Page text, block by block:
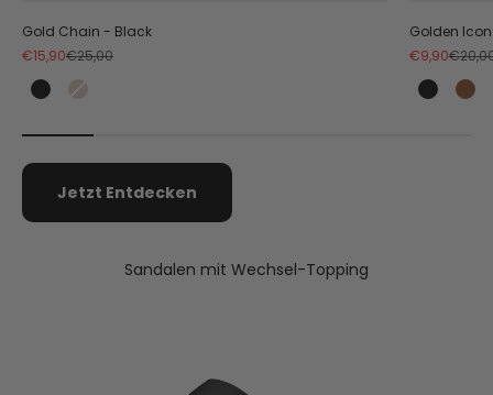
Gold Chain - Black
Angebot
€15,90Regulärer Preis
€25,00
BlackCognac
Golden
Angebot
€9,90
Black
Jetzt Entdecken
Sandalen mit Wechsel-Topping